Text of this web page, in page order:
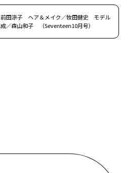
田涼子 ヘア＆メイク／牧田健史 モデル
／森山和子 （Seventeen10月号）